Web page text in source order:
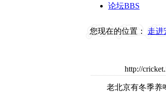
论坛BBS
您现在的位置： 走进
http://
老北京有冬季养鸣